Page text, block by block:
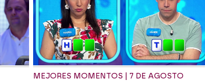
MEJORES MOMENTOS | 7 DE AGOSTO